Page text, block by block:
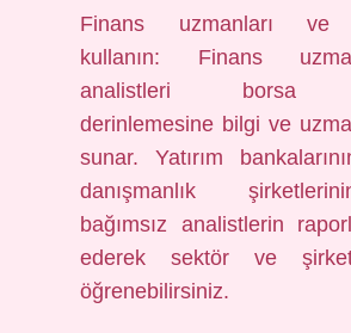
Finans uzmanları ve
kullanın: Finans
analistleri borsa
derinlemesine bilgi ve
sunar. Yatırım
danışmanlık
bağımsız analistlerin
ederek sektör ve
öğrenebilirsiniz.